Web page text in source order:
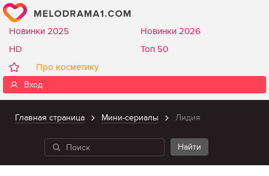
Новинки 2025
Новинки 2026
HD
Топ 50
Про косметику
Вход
Главная страница Мини-сериалы Лидия